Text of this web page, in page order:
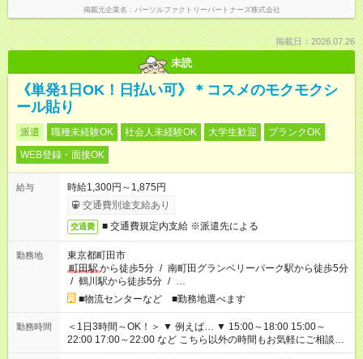
掲載元企業名 パーソルファクトリーパートナーズ株式会社
掲載日：2026.07.26
未読
《単発1日OK！日払い可》＊コスメのモクモクシ
ール貼り
派遣 職種未経験OK 社会人未経験OK 大学生歓迎
ブランクOK
WEB登録・面接OK
給与
時給1,300円～1,875円
交通費別途支給あり
交通費 ■ 交通費規定内支給 ※派遣先による
勤務地
東京都町田市
町田駅から徒歩5分 / 南町田グランベリーパーク駅から徒歩5分
/ 鶴川駅から徒歩5分 / …
■物流センターなど ■勤務地選べます
勤務時間
＜1日3時間～OK！＞ ▼ 例えば… ▼ 15:00～18:00 15:00～
22:00 17:00～22:00 など こちら以外の時間もお気軽にご相談く
ださい！